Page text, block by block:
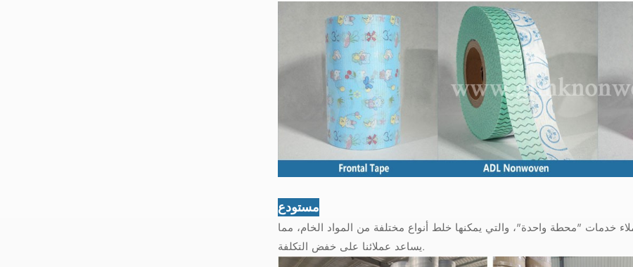
مستودع
عن 10000 متر مربع، يوفر للعملاء خدمات "محطة واحدة"، والتي يمكنها خلط أنواع مختلفة من المواد الخام، مما
يساعد عملائنا على خفض التكلفة.